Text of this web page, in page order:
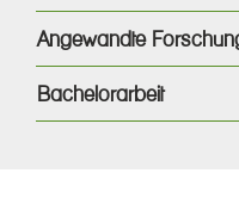
Angewandte
Bachelorarbeit